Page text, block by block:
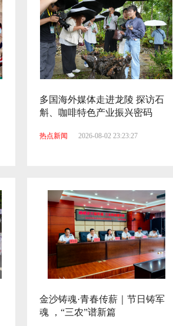
多国海外媒体走进龙陵 探访石
斛、咖啡特色产业振兴密码
热点新闻 2026-08-02 23:23:27
金沙铸魂·青春传薪｜节日铸军
魂 ，“三农”谱新篇